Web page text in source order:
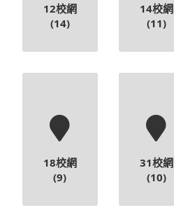
12校網
(14)
14校網
(11)
18校網
(9)
31校網
(10)